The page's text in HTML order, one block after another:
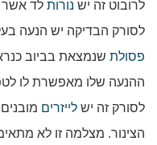
לרובוט זה יש נורות לד אשר
לסורק הבדיקה יש הנעה בעלת 6 גלגלים הניתנת
פסולת שנמצאת בביוב
ההנעה שלו מאפשרת לו
לסורק זה יש לייזרים
הצינור. מצלמה זו לא